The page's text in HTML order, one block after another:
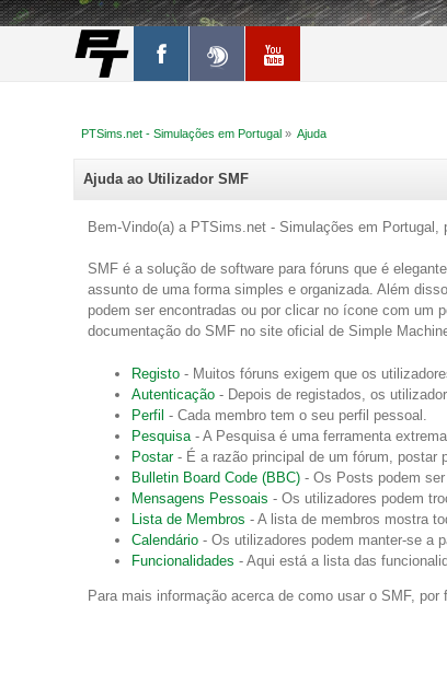
PTSims.net - Simulações em Portugal » Ajuda
Ajuda ao Utilizador SMF
Bem-Vindo(a) a PTSims.net - Simulações em
SMF é a solução de software para fóruns que é
assunto de uma forma simples e organizada. Além
podem ser encontradas ou por clicar no ícone com um
documentação do SMF no site oficial de Simple
Registo - Muitos fóruns exigem que os
Autenticação - Depois de registados, os
Perfil - Cada membro tem o seu perfil pessoal.
Pesquisa - A Pesquisa é uma ferramenta
Postar- É a razão principal de um fórum, postar
Bulletin Board Code (BBC) - Os Posts podem
Mensagens Pessoais - Os utilizadores podem
Lista de Membros - A lista de membros mostra
Calendário - Os utilizadores podem manter-se a
Funcionalidades - Aqui está a lista das
Para mais informação acerca de como usar o SMF,